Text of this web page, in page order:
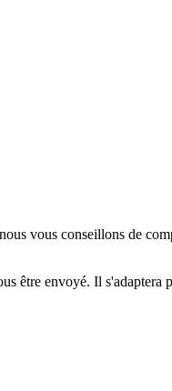
vous conseillons de
être envoyé. Il s'adaptera